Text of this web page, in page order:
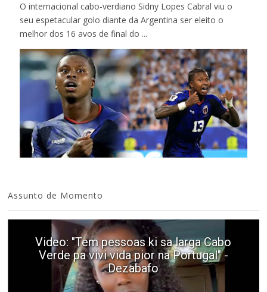
O internacional cabo-verdiano Sidny Lopes Cabral viu o
seu espetacular golo diante da Argentina ser eleito o
melhor dos 16 avos de final do ...
Assunto de Momento
Video: "Tem pessoas ki sa larga Cabo
Verde pa vivi vida pior na Portugal" -
Dezabafo